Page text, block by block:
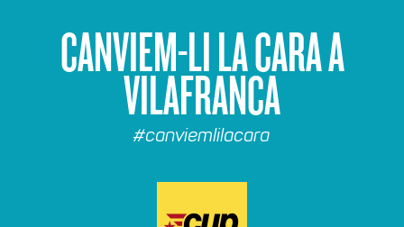
CANVIEM-LI LA CARA A
VILAFRANCA
#canviemlilacara